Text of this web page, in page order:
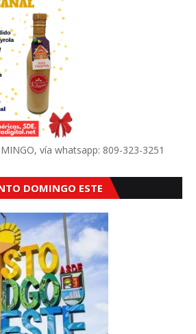
vía whatsapp: 809-323-3251
DOMINGO ESTE